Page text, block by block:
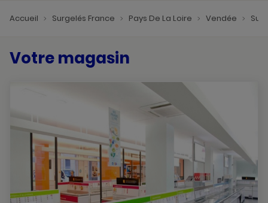
Accueil Surgelés France Pays De La Loire Vendée
Votre magasin